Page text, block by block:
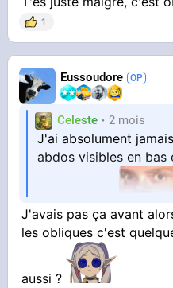
1
Eussoudore
Celeste 2 mois
J'ai absolument
abdos visibles en bas
T'es juste maigre,
dirait
J'avais pas ça avant
les obliques c'est
aussi ?